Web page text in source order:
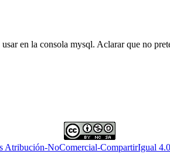
en la consola mysql. Aclarar que no
Atribución-NoComercial-CompartirIgual